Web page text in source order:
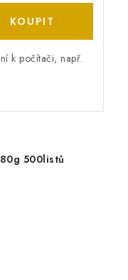
k počítači, např.
500listů